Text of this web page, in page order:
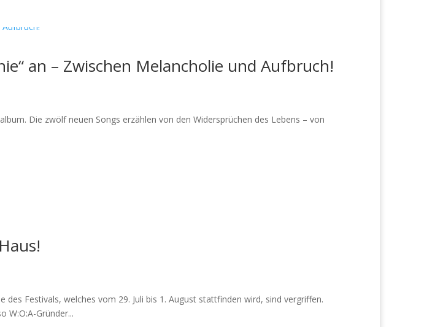
an – Zwischen Melancholie und Aufbruch!
Die zwölf neuen Songs erzählen von den Widersprüchen des Lebens – von
Festivals, welches vom 29. Juli bis 1. August stattfinden wird, sind vergriffen.
W:O:A-Gründer...